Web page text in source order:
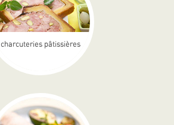
charcuteries pâtissières